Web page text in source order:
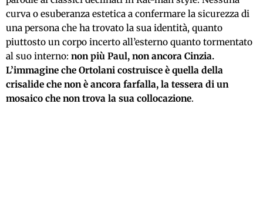
curva o esuberanza estetica a confermare la sicurezza di
una persona che ha trovato la sua identità, quanto
piuttosto un corpo incerto all’esterno quanto tormentato
al suo interno: non più Paul, non ancora Cinzia.
L’immagine che Ortolani costruisce è quella della
crisalide che non è ancora farfalla, la tessera di un
mosaico che non trova la sua collocazione.